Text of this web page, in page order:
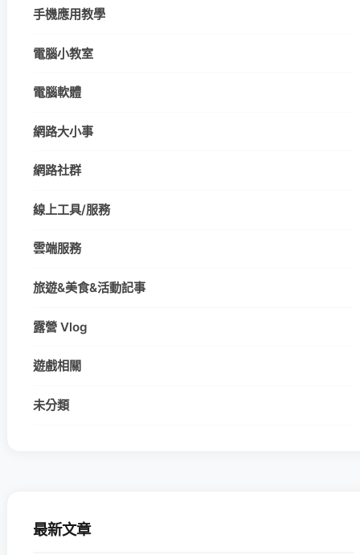
手機應用教學
電腦小教室
電腦軟體
網路大小事
網路社群
線上工具/服務
雲端服務
旅遊&美食&活動記事
露營 Vlog
遊戲相關
未分類
最新文章